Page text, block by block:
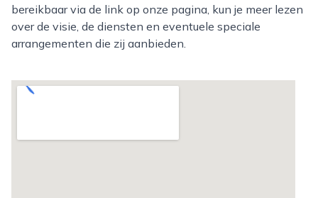
bereikbaar via de link op onze pagina, kun je meer lezen
over de visie, de diensten en eventuele speciale
arrangementen die zij aanbieden.